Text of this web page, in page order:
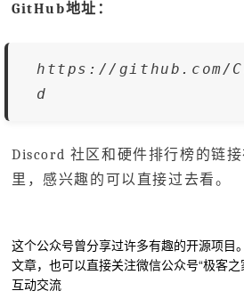
GitHub地址：
https://github.com/
d
Discord 社区和硬件排行榜的链
里，感兴趣的可以直接过去看。
这个公众号曾分享过许多有趣的开源项目
文章，也可以直接关注微信公众号“极客
互动交流